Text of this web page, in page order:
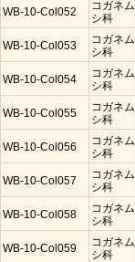
WB-10-Col052
コガネム
シ科
WB-10-Col053
コガネム
シ科
WB-10-Col054
コガネム
シ科
WB-10-Col055
コガネム
シ科
WB-10-Col056
コガネム
シ科
WB-10-Col057
コガネム
シ科
WB-10-Col058
コガネム
シ科
WB-10-Col059
コガネム
シ科